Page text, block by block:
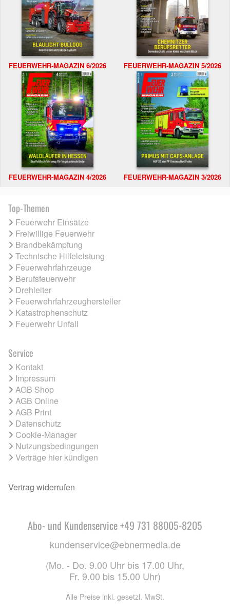
FEUERWEHR-MAGAZIN 6/2026 FEUERWEHR-MAGAZIN 5/2026
FEUERWEHR-MAGAZIN 4/2026 FEUERWEHR-MAGAZIN 3/2026
Top-Themen
Feuerwehr Einsätze
Freiwillige Feuerwehr
Brandbekämpfung
Technische Hilfeleistung
Feuerwehrfahrzeuge
Berufsfeuerwehr
Drehleiter
Feuerwehrfahrzeughersteller
Katastrophenschutz
Feuerwehr Unfall
Service
Kontakt
Impressum
AGB Shop
AGB Online
AGB Print
Datenschutz
Cookie-Manager
Nutzungsbedingungen
Verträge hier kündigen
Vertrag widerrufen
Abo- und Kundenservice +49 731 88005-8205
kundenservice@ebnermedia.de
(Mo. - Do. 9.00 Uhr bis 17.00 Uhr,
Fr. 9.00 bis 15.00 Uhr)
Alle Preise inkl. gesetzl. MwSt.